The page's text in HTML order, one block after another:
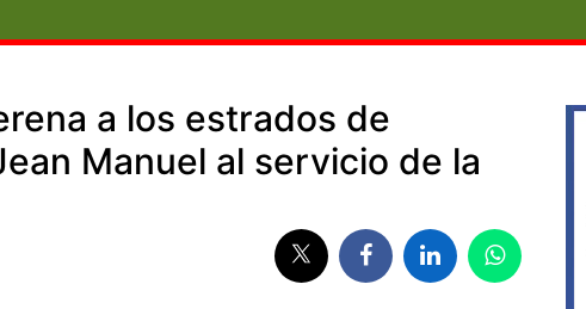
a los estrados de
Manuel al servicio de la